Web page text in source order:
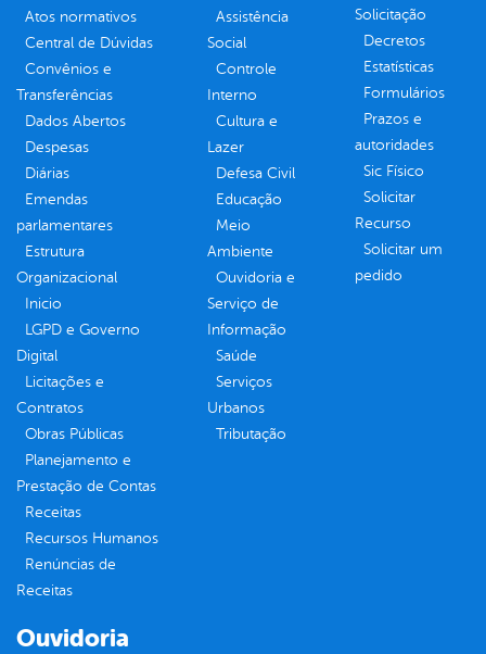
Atos normativos
Central de Dúvidas
Convênios e
Transferências
Dados Abertos
Despesas
Diárias
Emendas
parlamentares
Estrutura
Organizacional
Inicio
LGPD e Governo
Digital
Licitações e
Contratos
Obras Públicas
Planejamento e
Prestação de Contas
Receitas
Recursos Humanos
Renúncias de
Receitas
Assistência
Social
Controle
Interno
Cultura e
Lazer
Defesa Civil
Educação
Meio
Ambiente
Ouvidoria e
Serviço de
Informação
Saúde
Serviços
Urbanos
Tributação
Solicitação
Decretos
Estatísticas
Formulários
Prazos e
autoridades
Sic Físico
Solicitar
Recurso
Solicitar um
pedido
Ouvidoria